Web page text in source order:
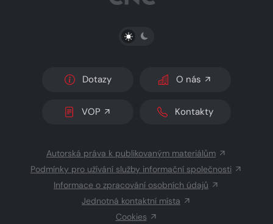
PŘEPNOUT SVĚTLÝ/TMAVÝ REŽIM
Dotazy O nás
VOP Kontakty
Autorská práva k publikovaným materiálům
Podmínky pro užívání služby informační společnosti
Informace o zpracování osobních údajů
Jednotná kontaktní místa
Cookies